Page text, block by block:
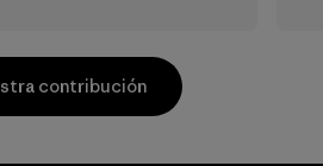
contribución